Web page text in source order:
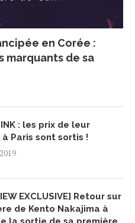
en Corée :
marquants de sa
: les prix de leur
Paris sont sortis !
EXCLUSIVE] Retour sur
de Kento Nakajima à